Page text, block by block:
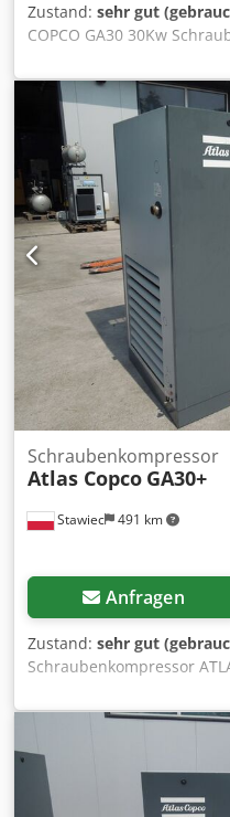
Zustand: sehr gut
COPCO GA30 30Kw
Schraubenkompressor
Wärmetauscher nach dem
Dkodpstqc Nrjfx Am Aor
Motor,; Druck max. 7,5
Kilometerstand;7589h!!!
Kompressor voll
wir bieten Service.
Stawiec 491 km
Schraubenkompressor
Atlas Copco GA30+
Anfragen
Zustand: sehr gut
Schraubenkompressor
nach Service Technische
Motorleistung: 30 kW;
Betriebsstunden:
brutto Dedpfx Amow Nh H
funktionsfähig,
Service an. Untenstehend